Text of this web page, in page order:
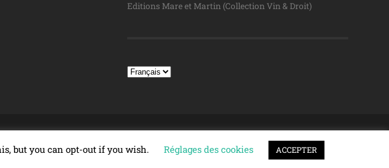
Editions Mare et Martin (Collection Vin & Droit)
TOP ↑
but you can opt-out if you wish. Réglages des cookies ACCEPTER